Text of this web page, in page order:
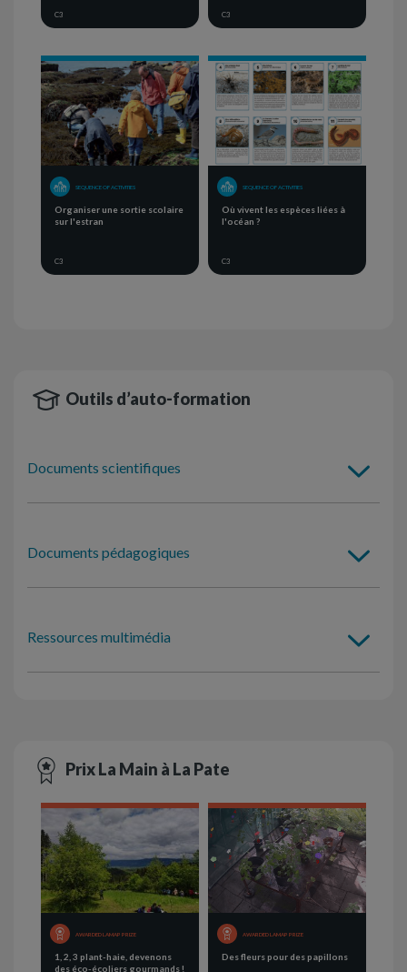
C3 C3
SEQUENCE OF ACTIVITIES
Organiser une sortie scolaire
sur l'estran
C3
SEQUENCE OF ACTIVITIES
Où vivent les espèces liées à
l'océan ?
C3
Outils d’auto-formation
Documents scientifiques
Documents pédagogiques
Ressources multimédia
Prix La Main à La Pate
AWARDED LAMAP PRIZE
1, 2, 3 plant-haie, devenons
des éco-écoliers gourmands !
AWARDED LAMAP PRIZE
Des fleurs pour des papillons